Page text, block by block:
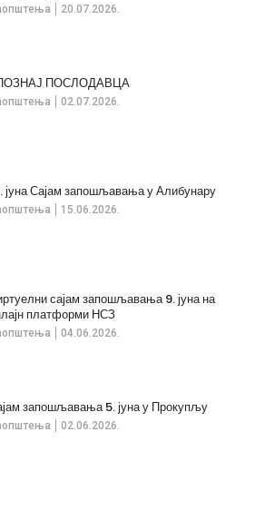
20.07.2026.
02.07.2026.
ПОСЛОДАВЦА
15.06.2026.
јуна Сајам запошљавања у Алибунару
04.06.2026.
сајам запошљавања 9. јуна на
платформи НСЗ
02.06.2026.
запошљавања 5. јуна у Прокупљу